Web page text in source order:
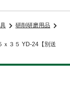
研削研磨用品
ｘ３５ YD-24【別送